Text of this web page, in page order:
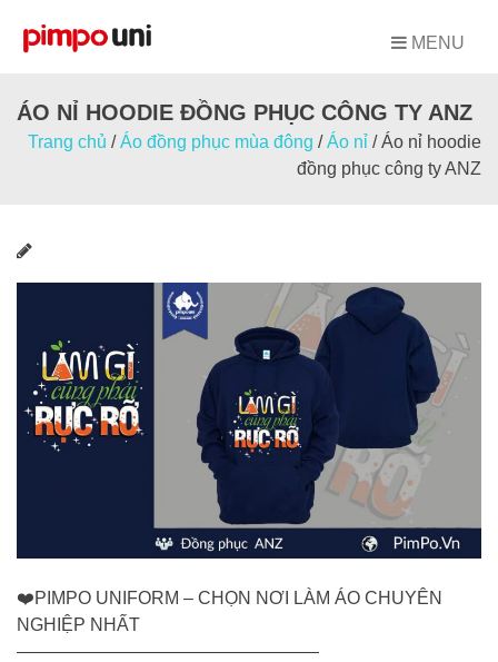
MENU
ÁO NỈ HOODIE ĐỒNG PHỤC CÔNG TY ANZ
Trang chủ /Áo đồng phục mùa đông /Áo nỉ /Áo nỉ hoodie
đồng phục công ty ANZ
❤️PIMPO UNIFORM – CHỌN NƠI LÀM ÁO CHUYÊN
NGHIỆP NHẤT
—————————————————